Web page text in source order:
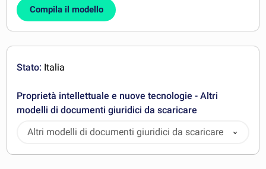
Compila il modello
Stato: Italia
Proprietà intellettuale e nuove tecnologie - Altri
modelli di documenti giuridici da scaricare
Altri modelli di documenti giuridici da scaricare